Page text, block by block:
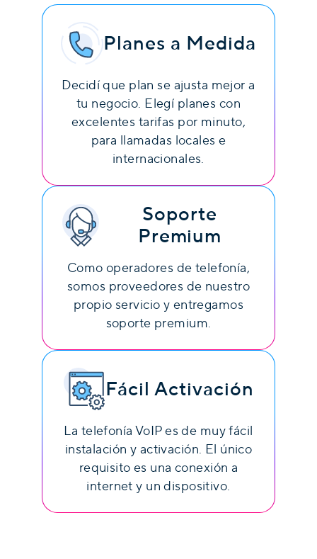
Planes a Medida
Decidí que plan se ajusta mejor a
tu negocio. Elegí planes con
excelentes tarifas por minuto,
para llamadas locales e
internacionales.
Soporte
Premium
Como operadores de telefonía,
somos proveedores de nuestro
propio servicio y entregamos
soporte premium.
Fácil Activación
La telefonía VoIP es de muy fácil
instalación y activación. El único
requisito es una conexión a
internet y un dispositivo.